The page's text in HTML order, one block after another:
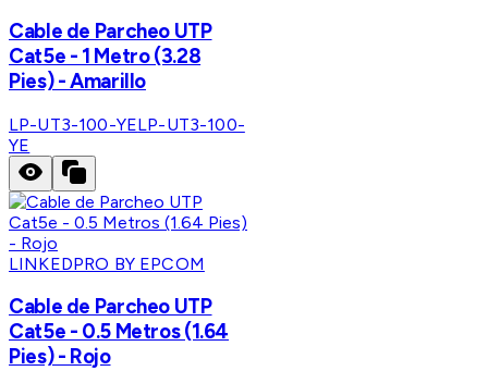
Cable de Parcheo UTP
Cat5e - 1 Metro (3.28
Pies) - Amarillo
LP-UT3-100-YELP-UT3-100-
YE
LINKEDPRO BY EPCOM
Cable de Parcheo UTP
Cat5e - 0.5 Metros (1.64
Pies) - Rojo